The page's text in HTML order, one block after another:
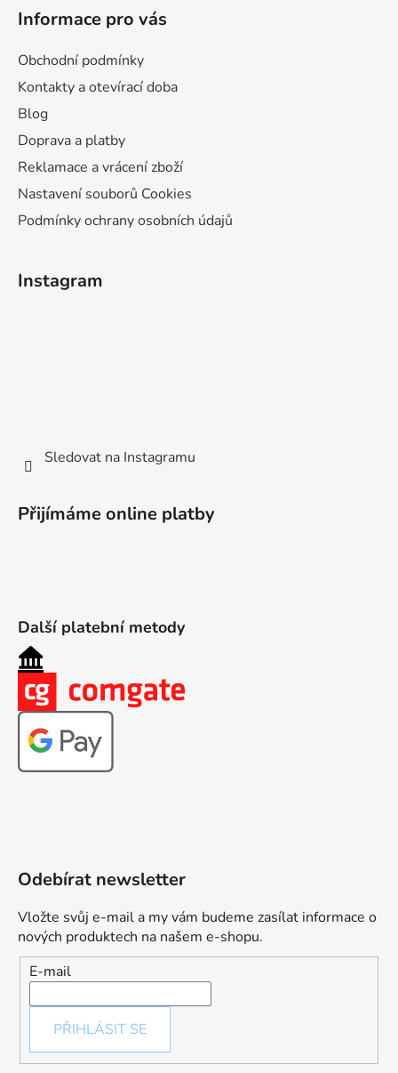
Informace pro vás
Obchodní podmínky
Kontakty a otevírací doba
Blog
Doprava a platby
Reklamace a vrácení zboží
Nastavení souborů Cookies
Podmínky ochrany osobních údajů
Instagram
Sledovat na Instagramu
Přijímáme online platby
Další platební metody
Odebírat newsletter
Vložte svůj e-mail a my vám budeme zasílat informace o
nových produktech na našem e-shopu.
E-mail
PŘIHLÁSIT SE